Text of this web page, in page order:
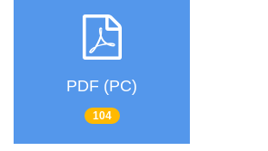
PDF (PC)
104